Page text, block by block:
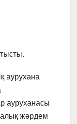
аурухана
ауруханасы
жәрдем